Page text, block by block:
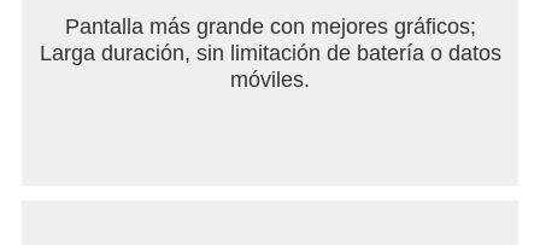
con el ritmo de la música!
- Tinte de cabello. Puedes crear videos de ciencia
ficción usando solamente tu propio celular.
- SuperMix, una herramienta de producción más
Pantalla más grande con mejores gráficos;
Larga duración, sin limitación de batería o datos
móviles.